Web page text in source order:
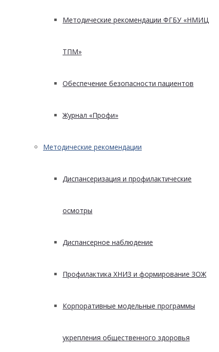
Методические рекомендации ФГБУ «НМИЦ
ТПМ»
Обеспечение безопасности пациентов
Журнал «Профи»
Методические рекомендации
Диспансеризация и профилактические
осмотры
Диспансерное наблюдение
Профилактика ХНИЗ и формирование ЗОЖ
Корпоративные модельные программы
укрепления общественного здоровья